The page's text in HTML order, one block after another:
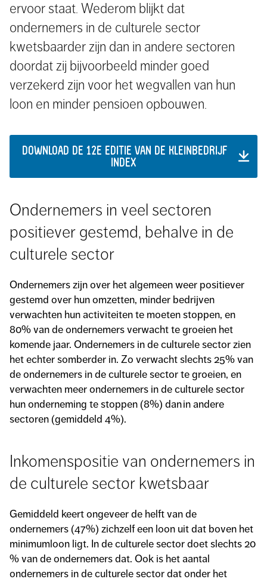
ervoor staat. Wederom blijkt dat
ondernemers in de culturele sector
kwetsbaarder zijn dan in andere sectoren
doordat zij bijvoorbeeld minder goed
verzekerd zijn voor het wegvallen van hun
loon en minder pensioen opbouwen.
DOWNLOAD DE 12E EDITIE VAN DE KLEINBEDRIJF
INDEX
Ondernemers in veel sectoren
positiever gestemd, behalve in de
culturele sector
Ondernemers zijn over het algemeen weer positiever
gestemd over hun omzetten, minder bedrijven
verwachten hun activiteiten te moeten stoppen, en
80% van de ondernemers verwacht te groeien het
komende jaar. Ondernemers in de culturele sector zien
het echter somberder in. Zo verwacht slechts 25% van
de ondernemers in de culturele sector te groeien, en
verwachten meer ondernemers in de culturele sector
hun onderneming te stoppen (8%) dan in andere
sectoren (gemiddeld 4%).
Inkomenspositie van ondernemers in
de culturele sector kwetsbaar
Gemiddeld keert ongeveer de helft van de
ondernemers (47%) zichzelf een loon uit dat boven het
minimumloon ligt. In de culturele sector doet slechts 20
% van de ondernemers dat. Ook is het aantal
ondernemers in de culturele sector dat onder het